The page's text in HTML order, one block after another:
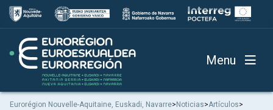
Menu
Eurorégion Nouvelle-Aquitaine, Euskadi, Navarre> Noticias>Artículos>